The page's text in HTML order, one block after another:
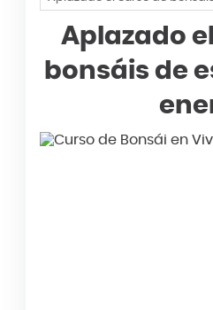
Aplazado
bonsáis de